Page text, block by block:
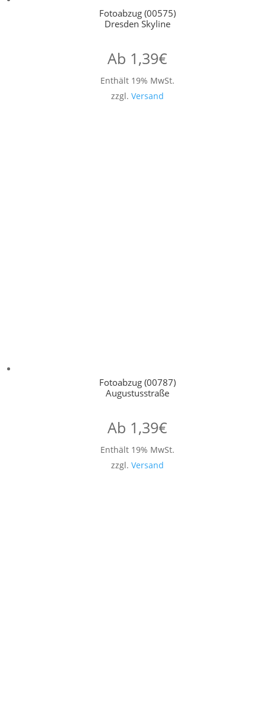
Fotoabzug (00575)
Dresden Skyline
Ab 1,39€
Enthält 19% MwSt.
zzgl. Versand
Fotoabzug (00787)
Augustusstraße
Ab 1,39€
Enthält 19% MwSt.
zzgl. Versand